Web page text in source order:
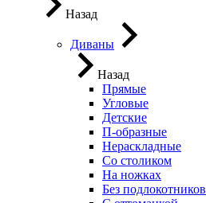
Назад
Диваны
Назад
Прямые
Угловые
Детские
П-образные
Нераскладные
Со столиком
На ножках
Без подлокотников